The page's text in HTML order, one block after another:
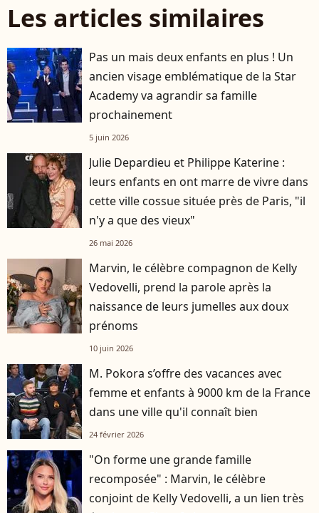
Les articles similaires
Pas un mais deux enfants en plus ! Un
ancien visage emblématique de la Star
Academy va agrandir sa famille
prochainement
5 juin 2026
Julie Depardieu et Philippe Katerine :
leurs enfants en ont marre de vivre dans
cette ville cossue située près de Paris, "il
n'y a que des vieux"
26 mai 2026
Marvin, le célèbre compagnon de Kelly
Vedovelli, prend la parole après la
naissance de leurs jumelles aux doux
prénoms
10 juin 2026
M. Pokora s’offre des vacances avec
femme et enfants à 9000 km de la France
dans une ville qu'il connaît bien
24 février 2026
"On forme une grande famille
recomposée" : Marvin, le célèbre
conjoint de Kelly Vedovelli, a un lien très